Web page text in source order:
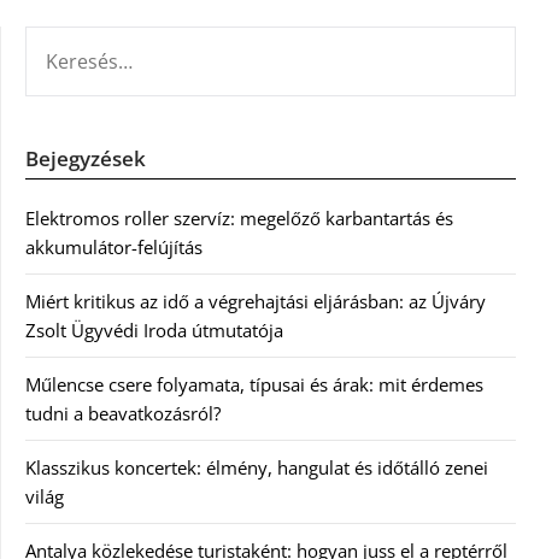
Bejegyzések
Elektromos roller szervíz: megelőző karbantartás és
akkumulátor-felújítás
Miért kritikus az idő a végrehajtási eljárásban: az Újváry
Zsolt Ügyvédi Iroda útmutatója
Műlencse csere folyamata, típusai és árak: mit érdemes
tudni a beavatkozásról?
Klasszikus koncertek: élmény, hangulat és időtálló zenei
világ
Antalya közlekedése turistaként: hogyan juss el a reptérről